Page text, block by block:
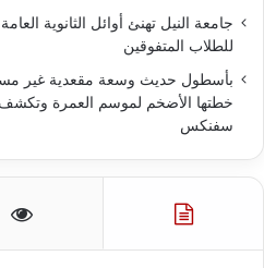
للطلاب المتفوقين
بأسطول حديث وسعة مقعدية غير
خطتها الأضخم لموسم العمرة
سفنكس